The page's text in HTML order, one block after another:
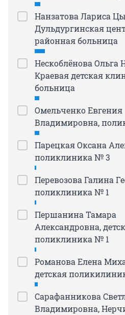
Нанзатова Лариса
Дульдургинская
районная больница
Нескоблёнова Ольга
Краевая детская
больница
Омельченко Евгения
Владимировна,
Парецкая Оксана
поликлиника № 3
Перевозова Галина
поликлиника № 1
Першанина Тамара
Александровна,
поликлиника № 1
Романова Елена
детская
Сарафанникова
Владимировна,